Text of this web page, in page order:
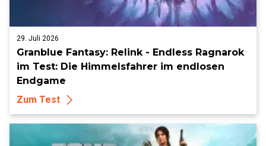
29. Juli 2026
Granblue Fantasy: Relink - Endless Ragnarok
im Test: Die Himmelsfahrer im endlosen
Endgame
Zum Test